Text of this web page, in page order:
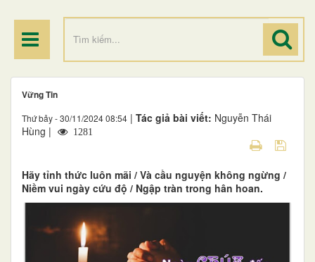
Vững Tin
Thứ bảy - 30/11/2024 08:54 | Tác giả bài viết: Nguyễn Thái
Hùng |
1281
Hãy tỉnh thức luôn mãi / Và cầu nguyện không ngừng /
Niềm vui ngày cứu độ / Ngập tràn trong hân hoan.